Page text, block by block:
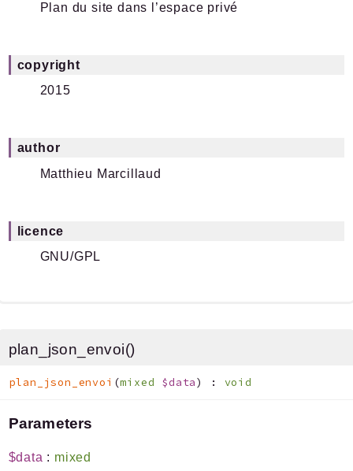
Plan du site dans l’espace privé
copyright
2015
author
Matthieu Marcillaud
licence
GNU/GPL
plan_json_envoi()
plan_json_envoi (mixed $data) : void
Parameters
$data : mixed